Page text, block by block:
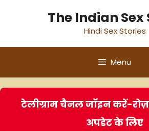
The Indian Sex
Hindi Sex Stories
Menu
टेलीग्राम चैनल जॉइन करें-
अपडेट के लिए